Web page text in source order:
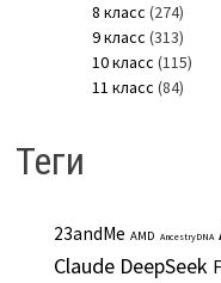
8 класс (274)
9 класс (313)
10 класс (115)
11 класс (84)
Теги
23andMe AMD AncestryDNA
Claude DeepSeek